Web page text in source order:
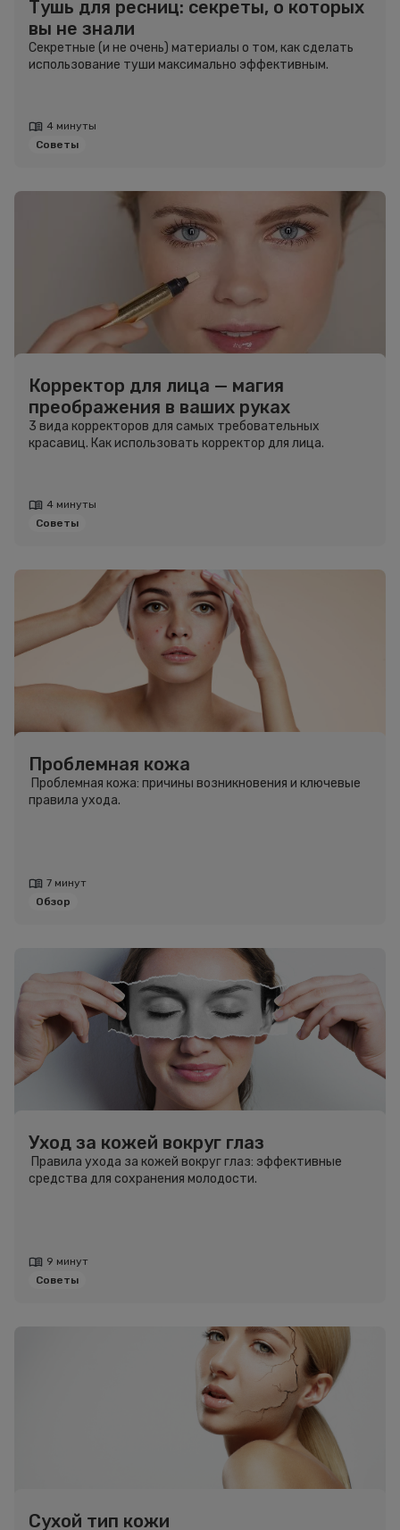
Тушь для ресниц: секреты, о которых
вы не знали
Секретные (и не очень) материалы о том, как сделать
использование туши максимально эффективным.
4 минуты
Советы
Корректор для лица — магия
преображения в ваших руках
3 вида корректоров для самых требовательных
красавиц. Как использовать корректор для лица.
4 минуты
Советы
Проблемная кожа
правила ухода.
7 минут
Обзор
Уход за кожей вокруг глаз
средства для сохранения молодости.
9 минут
Советы
Сухой тип кожи